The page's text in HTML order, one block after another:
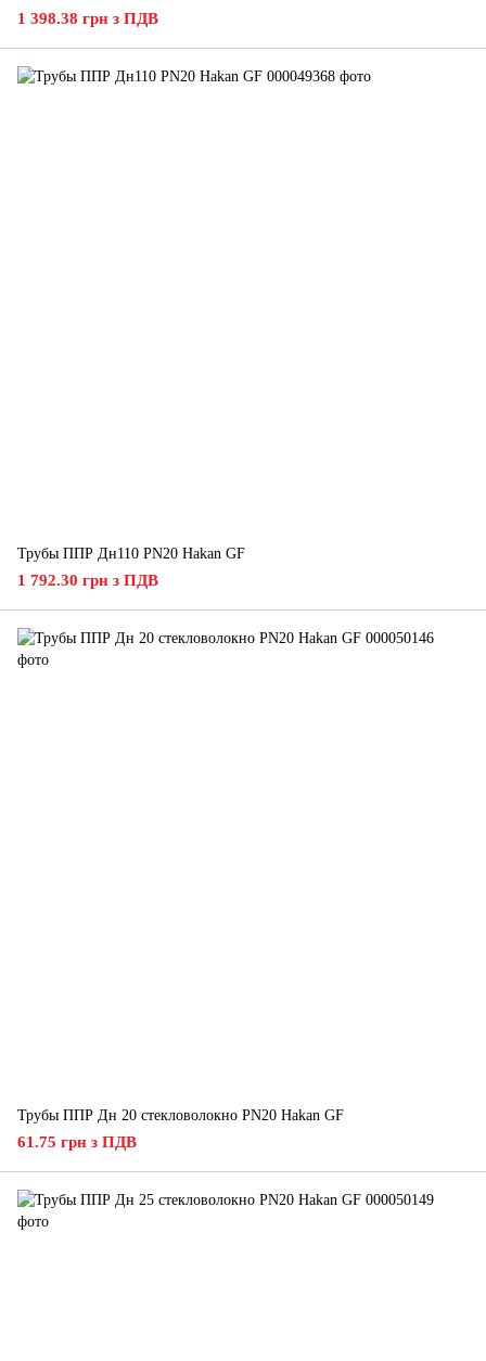
1 398.38 грн з ПДВ
Трубы ППР Дн110 PN20 Hakan GF
1 792.30 грн з ПДВ
Трубы ППР Дн 20 стекловолокно PN20 Hakan GF
61.75 грн з ПДВ